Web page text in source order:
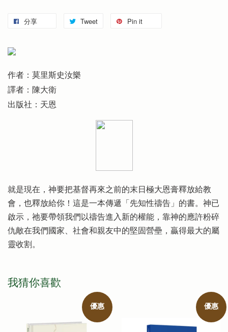
分享 Tweet Pin it
作者：莫里斯史汝樂
譯者：陳大衛
出版社：天恩
就是現在，神要把基督再來之前的末日極大恩膏釋放給教
會，也釋放給你！這是一本傳遞「先知性禱告」的書。神已
啟示，祂要帶領我們以禱告進入新的權能，靠神的應許粉碎
仇敵在我們國家、社會和親友中的堅固營壘，贏得最大的屬
靈收割。
我猜你喜歡
優惠 優惠